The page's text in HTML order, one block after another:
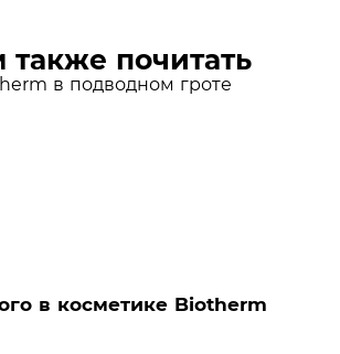
также почитать
в косметике Biotherm